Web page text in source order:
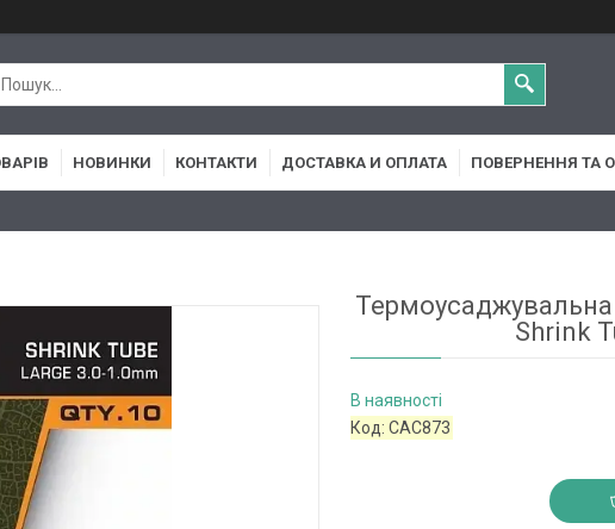
НОВИНКИ КОНТАКТИ ДОСТАВКА И ОПЛАТА ПОВЕРНЕННЯ ТА
Термоусаджувальна
Shrink
В наявності
Код:CAC873